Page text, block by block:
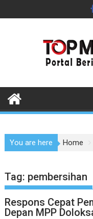
to
You are here Home
Tag: pembersihan
Respons Cepat
Depan MPP